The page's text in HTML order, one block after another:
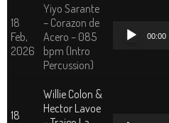
18
Feb,
2026
Yiyo Sarante
– Corazon de
Acero – 085
bpm (Intro
Percussion)
Reproductor
00:00
18
Willie Colon &
Hector Lavoe
Reproductor